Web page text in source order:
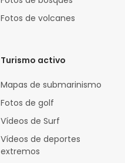
Fotos de volcanes
Turismo activo
Mapas de submarinismo
Fotos de golf
Vídeos de Surf
Vídeos de deportes
extremos